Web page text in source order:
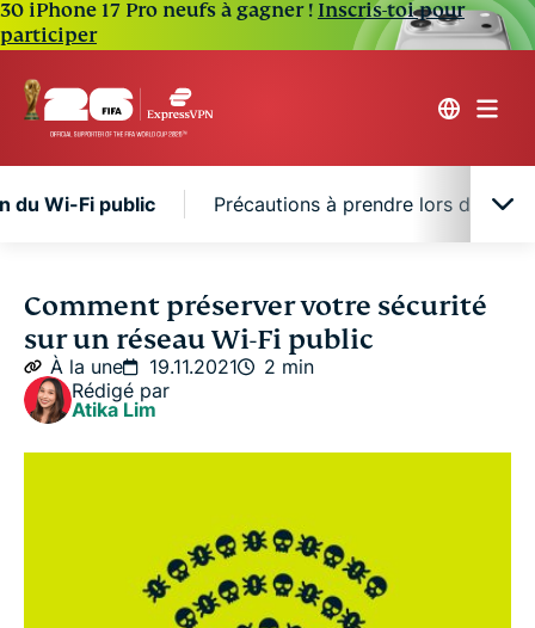
30 iPhone 17 Pro neufs à gagner ! Inscris-toi pour
participer
du Wi-Fi public Précautions à prendre lors de
Les risques liés à l'utilisation du Wi-Fi public
Précautions à prendre lors de l'utilisation du Wi-Fi
public
Comment préserver votre sécurité
sur un réseau Wi-Fi public
À la une 19.11.2021
2 min
Rédigé par
Atika Lim